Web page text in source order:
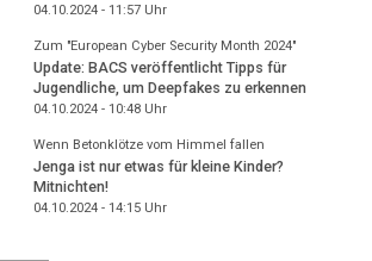
04.10.2024 - 11:57Uhr
Zum "European Cyber Security Month 2024"
Update: BACS veröffentlicht Tipps für
Jugendliche, um Deepfakes zu erkennen
04.10.2024 - 10:48Uhr
Wenn Betonklötze vom Himmel fallen
Jenga ist nur etwas für kleine Kinder?
Mitnichten!
04.10.2024 - 14:15Uhr